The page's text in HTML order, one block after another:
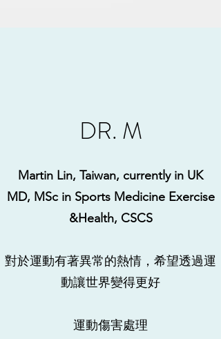
DR. M
Martin Lin, Taiwan, currently in UK
MD, MSc in Sports Medicine Exercise
&Health, CSCS
對於運動有著異常的熱情，希望透過運
動讓世界變得更好
運動傷害處理